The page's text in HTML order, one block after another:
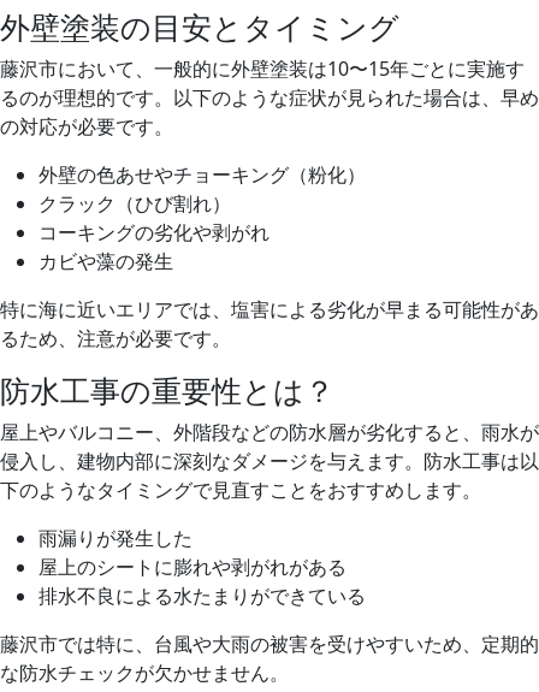
外壁塗装の目安とタイミング
藤沢市において、一般的に外壁塗装は10〜15年ごとに実施す
るのが理想的です。以下のような症状が見られた場合は、早め
の対応が必要です。
外壁の色あせやチョーキング（粉化）
クラック（ひび割れ）
コーキングの劣化や剥がれ
カビや藻の発生
特に海に近いエリアでは、塩害による劣化が早まる可能性があ
るため、注意が必要です。
防水工事の重要性とは？
屋上やバルコニー、外階段などの防水層が劣化すると、雨水が
侵入し、建物内部に深刻なダメージを与えます。防水工事は以
下のようなタイミングで見直すことをおすすめします。
雨漏りが発生した
屋上のシートに膨れや剥がれがある
排水不良による水たまりができている
藤沢市では特に、台風や大雨の被害を受けやすいため、定期的
な防水チェックが欠かせません。